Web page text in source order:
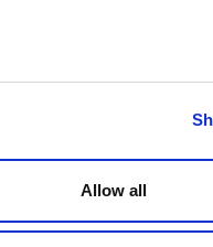
Allow all